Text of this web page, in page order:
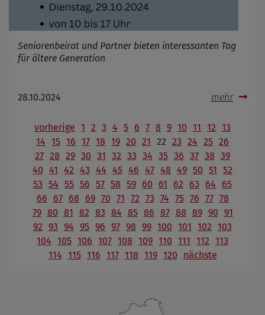
Seniorenbeirat und Partner bieten interessanten Tag
für ältere Generation
28.10.2024 mehr
vorherige 1 2 3 4 5 6 7 8 9 10 11 12 13
14 15 16 17 18 19 20 21 22 23 24 25 26
27 28 29 30 31 32 33 34 35 36 37 38 39
40 41 42 43 44 45 46 47 48 49 50 51
52
53 54 55 56 57 58 59 60 61 62 63 64
65
66
67 68 69 70 71 72 73 74 75 76 77 78
79 80 81 82 83 84 85 86 87 88 89 90 91
92 93 94 95 96 97 98 99 100 101 102 103
104 105 106 107 108 109 110 111 112 113
114 115 116 117 118 119 120 nächste